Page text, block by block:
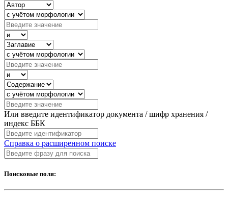
Или введите идентификатор документа / шифр хранения /
индекс ББК
Справка о расширенном поиске
Поисковые поля: